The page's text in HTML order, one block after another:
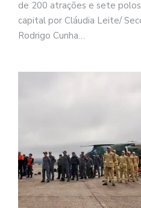
de 200 atrações e sete
capital por Cláudia Leite/
Rodrigo Cunha…